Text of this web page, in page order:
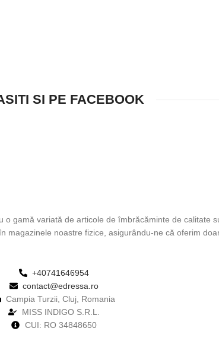
SI PE FACEBOOK
gamă variată de articole de îmbrăcăminte de calitate
noastre fizice, asigurându-ne că oferim
+40741646954
contact@edressa.ro
Campia Turzii, Cluj, Romania
MISS INDIGO S.R.L.
CUI: RO 34848650